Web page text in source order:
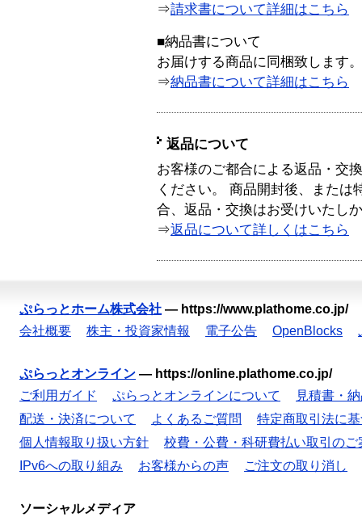
⇒請求書について詳細はこちら
■納品書について
お届けする商品に同梱致します。
⇒納品書について詳細はこちら
返品について
お客様のご都合による返品・交
ください。 商品開封後、または
合、返品・交換はお受けいたし
⇒返品について詳しくはこちら
ぷらっとホーム株式会社 — https://www.plathome.co.jp/
会社概要
株主・投資家情報 電子公告 OpenBlocks
ぷらっとオンライン — https://online.plathome.co.jp/
ご利用ガイド
ぷらっとオンラインについて
見積書・
配送・決済について
よくあるご質問
特定商取引法に
個人情報取り扱い方針
校費・公費・科研費払い取引のご
IPv6への取り組み
お客様からの声 ご注文の取り消し
ソーシャルメディア